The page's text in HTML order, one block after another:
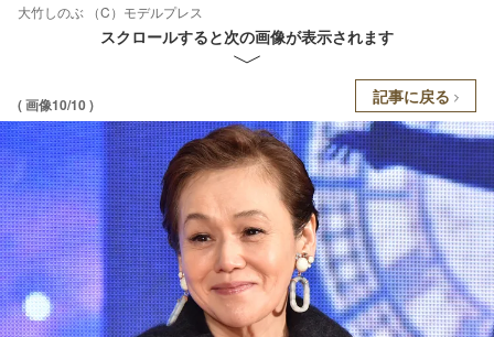
大竹しのぶ （C）モデルプレス
スクロールすると次の画像が表示されます
( 画像10/10 ) 記事に戻る